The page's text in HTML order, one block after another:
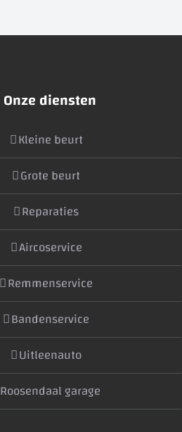
Onze diensten
Kleine beurt
Grote beurt
Reparaties
Aircoservice
Remmenservice
Bandenservice
Uitleenauto
Roosendaal garage